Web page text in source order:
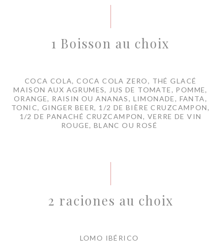
1 Boisson au choix
COCA COLA, COCA COLA ZERO, THÉ GLACÉ
MAISON AUX AGRUMES, JUS DE TOMATE, POMME,
ORANGE, RAISIN OU ANANAS, LIMONADE, FANTA,
TONIC, GINGER BEER, 1/2 DE BIÈRE CRUZCAMPON,
1/2 DE PANACHÉ CRUZCAMPON, VERRE DE VIN
ROUGE, BLANC OU ROSÉ
2 raciones au choix
LOMO IBÉRICO